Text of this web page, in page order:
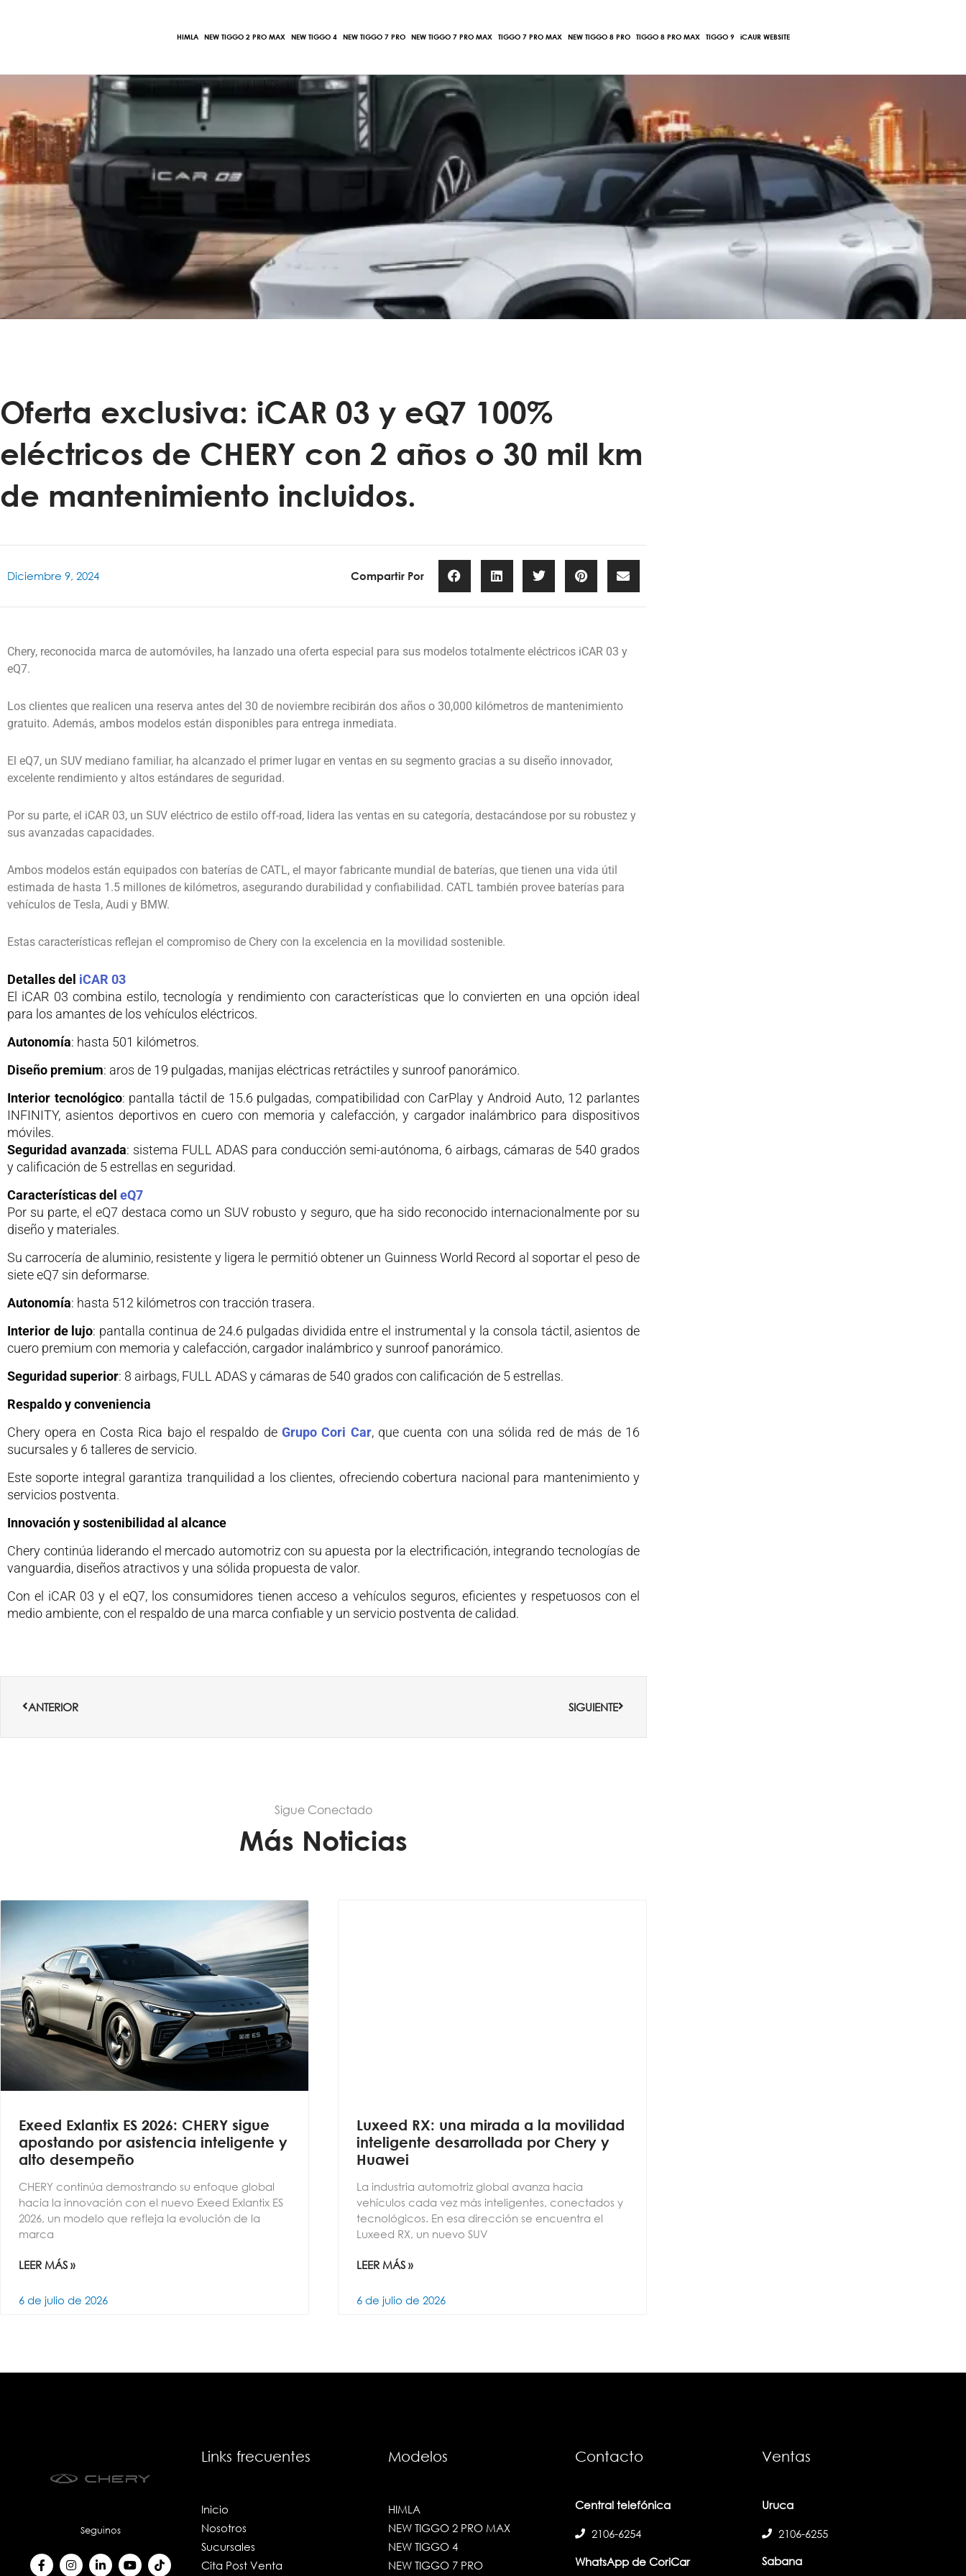
HIMLA NEW TIGGO 2 PRO MAX NEW TIGGO 4 NEW TIGGO 7 PRO NEW TIGGO 7 PRO MAX TIGGO 7 PRO MAX NEW TIGGO 8 PRO TIGGO 8 PRO MAX TIGGO 9 iCAUR WEBSITE
Oferta exclusiva: iCAR 03 y eQ7 100%
eléctricos de CHERY con 2 años o 30 mil km
de mantenimiento​ incluidos.
Diciembre 9, 2024 Compartir Por
Chery, reconocida marca de automóviles, ha lanzado una oferta especial para sus modelos totalmente eléctricos iCAR 03 y
eQ7.
Los clientes que realicen una reserva antes del 30 de noviembre recibirán dos años o 30,000 kilómetros de mantenimiento
gratuito. Además, ambos modelos están disponibles para entrega inmediata.
El eQ7, un SUV mediano familiar, ha alcanzado el primer lugar en ventas en su segmento gracias a su diseño innovador,
excelente rendimiento y altos estándares de seguridad.
Por su parte, el iCAR 03, un SUV eléctrico de estilo off-road, lidera las ventas en su categoría, destacándose por su robustez y
sus avanzadas capacidades.
Ambos modelos están equipados con baterías de CATL, el mayor fabricante mundial de baterías, que tienen una vida útil
estimada de hasta 1.5 millones de kilómetros, asegurando durabilidad y confiabilidad. CATL también provee baterías para
vehículos de Tesla, Audi y BMW.
Estas características reflejan el compromiso de Chery con la excelencia en la movilidad sostenible.
Detalles del iCAR 03
El iCAR 03 combina estilo, tecnología y rendimiento con características que lo convierten en una opción ideal
para los amantes de los vehículos eléctricos.
Autonomía: hasta 501 kilómetros.
Diseño premium: aros de 19 pulgadas, manijas eléctricas retráctiles y sunroof panorámico.
Interior tecnológico: pantalla táctil de 15.6 pulgadas, compatibilidad con CarPlay y Android Auto, 12 parlantes
INFINITY, asientos deportivos en cuero con memoria y calefacción, y cargador inalámbrico para dispositivos
móviles.
Seguridad avanzada: sistema FULL ADAS para conducción semi-autónoma, 6 airbags, cámaras de 540 grados
y calificación de 5 estrellas en seguridad.
Características del eQ7
Por su parte, el eQ7 destaca como un SUV robusto y seguro, que ha sido reconocido internacionalmente por su
diseño y materiales.
Su carrocería de aluminio, resistente y ligera le permitió obtener un Guinness World Record al soportar el peso de
siete eQ7 sin deformarse.
Autonomía: hasta 512 kilómetros con tracción trasera.
Interior de lujo: pantalla continua de 24.6 pulgadas dividida entre el instrumental y la consola táctil, asientos de
cuero premium con memoria y calefacción, cargador inalámbrico y sunroof panorámico.
Seguridad superior: 8 airbags, FULL ADAS y cámaras de 540 grados con calificación de 5 estrellas.
Respaldo y conveniencia
Chery opera en Costa Rica bajo el respaldo de Grupo Cori Car, que cuenta con una sólida red de más de 16
sucursales y 6 talleres de servicio.
Este soporte integral garantiza tranquilidad a los clientes, ofreciendo cobertura nacional para mantenimiento y
servicios postventa.
Innovación y sostenibilidad al alcance
Chery continúa liderando el mercado automotriz con su apuesta por la electrificación, integrando tecnologías de
vanguardia, diseños atractivos y una sólida propuesta de valor.
Con el iCAR 03 y el eQ7, los consumidores tienen acceso a vehículos seguros, eficientes y respetuosos con el
medio ambiente, con el respaldo de una marca confiable y un servicio postventa de calidad.
ANTERIOR
SIGUIENTE
Sigue Conectado
Más Noticias
Exeed Exlantix ES 2026: CHERY sigue
apostando por asistencia inteligente y
alto desempeño
CHERY continúa demostrando su enfoque global
hacia la innovación con el nuevo Exeed Exlantix ES
2026, un modelo que refleja la evolución de la
marca
LEER MÁS »
6 de julio de 2026
Luxeed RX: una mirada a la movilidad
inteligente desarrollada por Chery y
Huawei
La industria automotriz global avanza hacia
vehículos cada vez más inteligentes, conectados y
tecnológicos. En esa dirección se encuentra el
Luxeed RX, un nuevo SUV
LEER MÁS »
6 de julio de 2026
Seguinos
F
a
I
n
L
i
Y
o
T
i
Links frecuentes
Inicio
Nosotros
Sucursales
Cita Post Venta
Modelos
HIMLA
NEW TIGGO 2 PRO MAX
NEW TIGGO 4
NEW TIGGO 7 PRO
Contacto
Central telefónica
2106-6254
WhatsApp de CoriCar
Ventas
Uruca
2106-6255
Sabana